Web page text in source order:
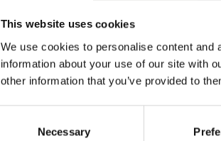
This website uses cookies
We use cookies to personalise content
information about your use of our site with
other information that you’ve provided to
Necessary
– Det var nok ikke godt nok kjent
gangen.
Selv om hun fikk avslag, ga ikke
Slik beregnet Mette kostnaden